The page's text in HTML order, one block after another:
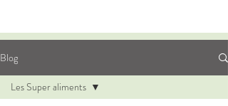
Blog
Les Super aliments